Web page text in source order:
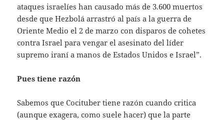
ataques israelíes han causado más de 3.600 muertos
desde que Hezbolá arrastró al país a la guerra de
Oriente Medio el 2 de marzo con disparos de cohetes
contra Israel para vengar el asesinato del líder
supremo iraní a manos de Estados Unidos e Israel”.
Pues tiene razón
Sabemos que Cocituber tiene razón cuando critica
(aunque exagera, como suele hacer) que la parte